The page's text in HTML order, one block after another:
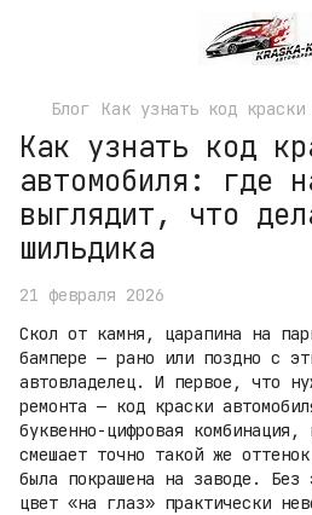
Блог Как узнать код краски
Как узнать код
автомобиля: где
выглядит, что
шильдика
21 февраля 2026
Скол от камня, царапина на
бампере — рано или поздно с
автовладелец. И первое, что
ремонта — код краски
буквенно-цифровая комбинация,
смешает точно такой же
была покрашена на заводе. Без
цвет «на глаз» практически